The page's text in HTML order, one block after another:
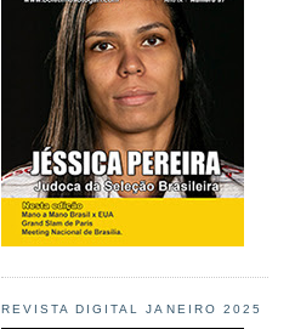
REVISTA DIGITAL JANEIRO 2025